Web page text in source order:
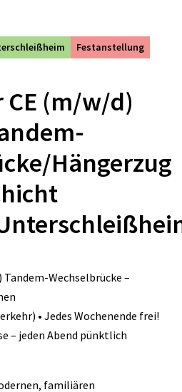
Festanstellung
(m/w/d)
Hängerzug
Wechselbrücke –
• Jedes Wochenende frei!
– jeden Abend pünktlich
familiären